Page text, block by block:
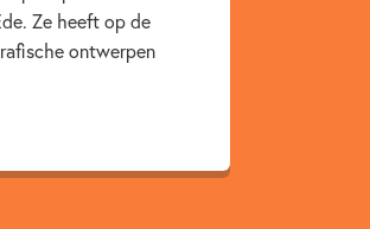
& avontuur
Ze heeft op de
ontwerpen